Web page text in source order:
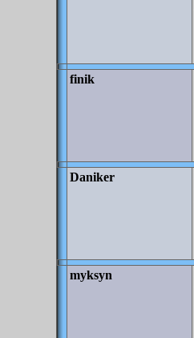
finik
Daniker
myksyn